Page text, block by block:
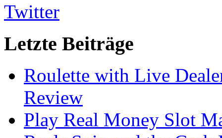
Twitter
Letzte Beiträge
Roulette with Live
Review
Play Real Money Slot